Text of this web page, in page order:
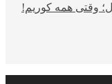
وقتی همه کوریم!